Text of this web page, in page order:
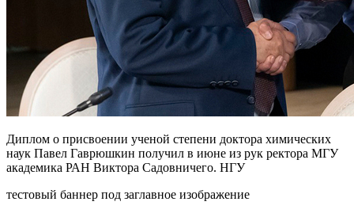
Диплом о присвоении ученой степени доктора химических
наук Павел Гаврюшкин получил в июне из рук ректора МГУ
академика РАН Виктора Садовничего. НГУ
тестовый баннер под заглавное изображение